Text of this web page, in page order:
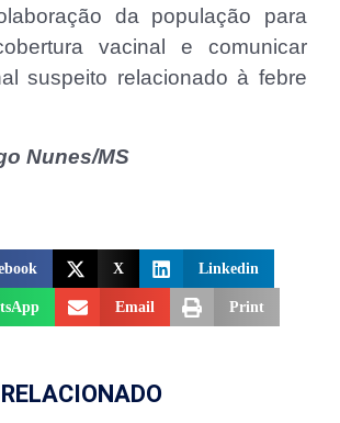
da população para
vacinal e comunicar
suspeito relacionado à febre
Nunes/MS
X Linkedin
Email Print